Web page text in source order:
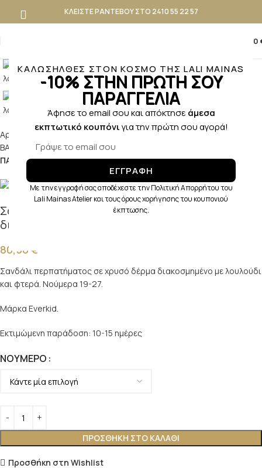
ΚΑΛΩΣΗΛΘΕΣ ΣΤΟΝ ΚΟΣΜΟ ΤΗΣ LALI MAINAS
-10% ΣΤΗΝ ΠΡΩΤΗ ΣΟΥ
ΠΑΡΑΓΓΕΛΙΑ
Άφησε το email σου και απόκτησε άμεσα
εκπτωτικό κουπόνιγια την πρώτη σου αγορά!
ΕΓΓΡΑΦΗ
Με την εγγραφή σας αποδέχεστε την Πολιτική Απορρήτου του
Lali Mainas Atelier και τους όρους χορήγησης του κουπονιού
έκπτωσης.
ΚΛΕΙΣΤΕ ΡΑΝΤΕΒΟΥ ΣΤΟ 2410 55 22 57
0,00
Κλικ για μεγέθυνση
Αρχική σελίδα
ΚΟΡΙΤΣΙ
ΒΑΠΤΙΣΤΙΚΑ ΠΑΠΟΥΤΣΑΚΙΑ ΚΟΡΙΤΣΙ
ΠΑΠΟΥΤΣΑΚΙΑ ΠΕΡΠΑΤΗΜΑΤΟΣ
Σανδάλι περπατήματος σε χρυσό δέρμα
διακοσμημένο με λουλούδι και φτερά
80,50 €
Σανδάλι περπατήματος σε χρυσό δέρμα διακοσμημένο με λουλούδι
και φτερά. Νούμερα 19-27.
Μάρκα Everkid.
Εκτιμώμενη παράδοση: 10-15 ημέρες
ΝΟΎΜΕΡΟ
ΠΡΟΣΘΉΚΗ ΣΤΟ ΚΑΛΆΘΙ
Προσθήκη στη Wishlist